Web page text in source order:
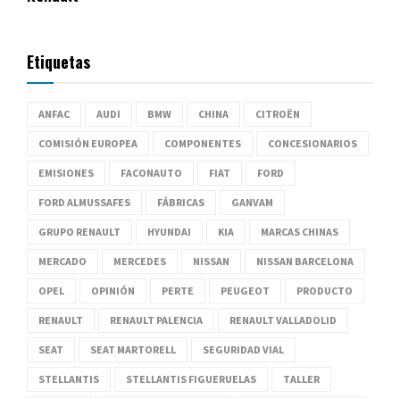
Etiquetas
ANFAC AUDI BMW CHINA CITROËN
COMISIÓN EUROPEA COMPONENTES CONCESIONARIOS
EMISIONES FACONAUTO FIAT FORD
FORD ALMUSSAFES FÁBRICAS GANVAM
GRUPO RENAULT HYUNDAI KIA MARCAS CHINAS
MERCADO MERCEDES NISSAN NISSAN BARCELONA
OPEL OPINIÓN PERTE PEUGEOT PRODUCTO
RENAULT RENAULT PALENCIA RENAULT VALLADOLID
SEAT SEAT MARTORELL SEGURIDAD VIAL
STELLANTIS STELLANTIS FIGUERUELAS TALLER